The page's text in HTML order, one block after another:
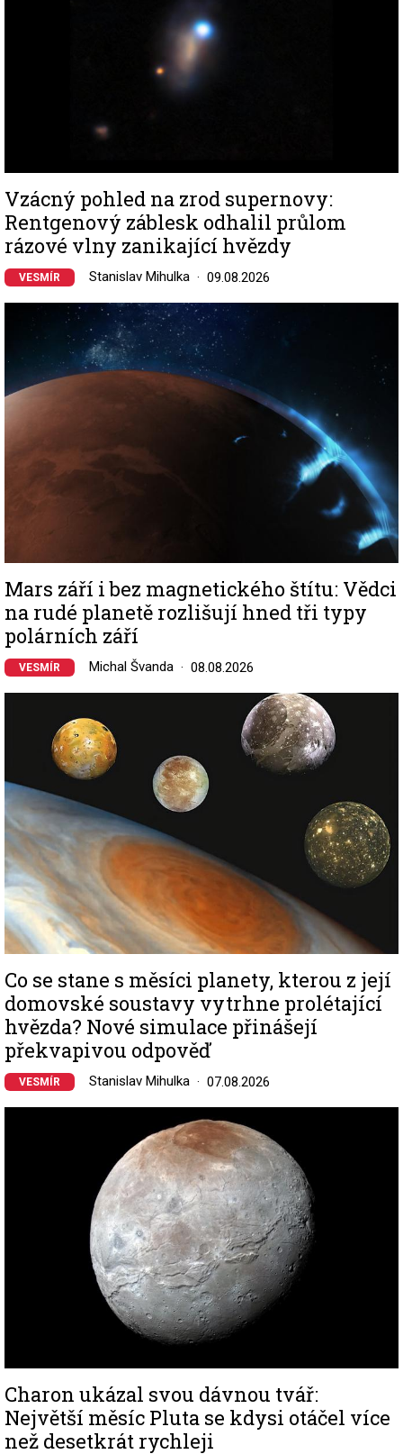
Vzácný pohled na zrod supernovy:
Rentgenový záblesk odhalil průlom
rázové vlny zanikající hvězdy
VESMÍR Stanislav Mihulka 09.08.2026
Image
Mars září i bez magnetického štítu: Vědci
na rudé planetě rozlišují hned tři typy
polárních září
VESMÍR Michal Švanda 08.08.2026
Co se stane s měsíci planety, kterou z její
domovské soustavy vytrhne prolétající
hvězda? Nové simulace přinášejí
překvapivou odpověď
VESMÍR Stanislav Mihulka 07.08.2026
Charon ukázal svou dávnou tvář:
Největší měsíc Pluta se kdysi otáčel více
než desetkrát rychleji